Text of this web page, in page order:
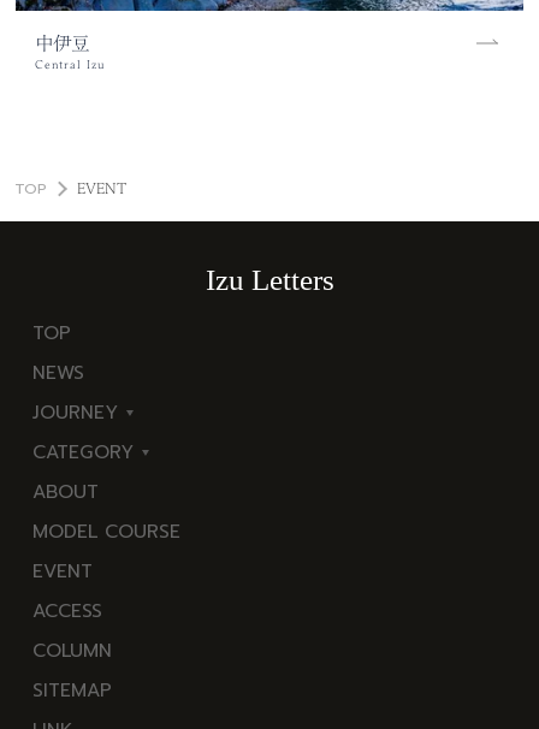
中伊豆
TOP EVENT
Izu Letters
TOP
NEWS
JOURNEY
東
伊
豆
西
伊
豆
南
CATEGORY
海
岬
温
泉
花
池・
ABOUT
MODEL COURSE
EVENT
ACCESS
COLUMN
SITEMAP